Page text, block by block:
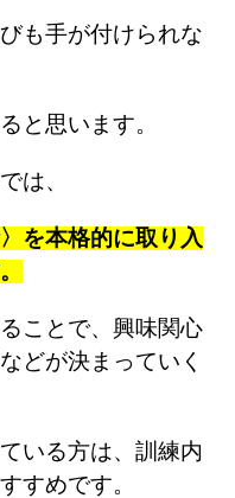
も手が付けられな
と思います。
は、
を本格的に取り入
ことで、興味関心
どが決まっていく
いる方は、訓練内
すめです。